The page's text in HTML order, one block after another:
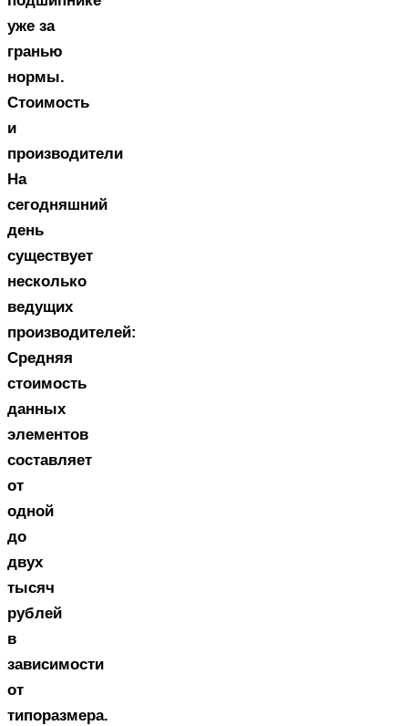
уже за
гранью
нормы.
Стоимость
и
производители
На
сегодняшний
день
существует
несколько
ведущих
производителей:
Средняя
стоимость
данных
элементов
составляет
от
одной
до
двух
тысяч
рублей
в
зависимости
от
типоразмера.